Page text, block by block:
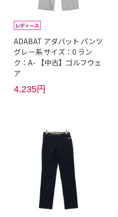
ADABAT アダバット パンツ
グレー系 サイズ：0 ラン
ク：A- 【中古】ゴルフウェ
ア
4,235円